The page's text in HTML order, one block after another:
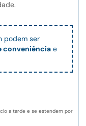
podem ser
conveniência e
a tarde e se estendem por